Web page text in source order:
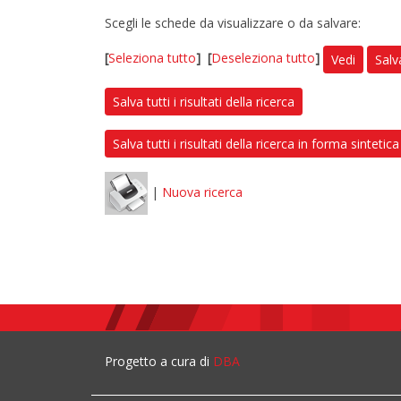
Scegli le schede da visualizzare o da salvare:
[Seleziona tutto] [Deseleziona tutto] Vedi
Salva tutti i risultati della ricerca
Salva tutti i risultati della ricerca in forma sintetica
| Nuova ricerca
Progetto a cura di DBA